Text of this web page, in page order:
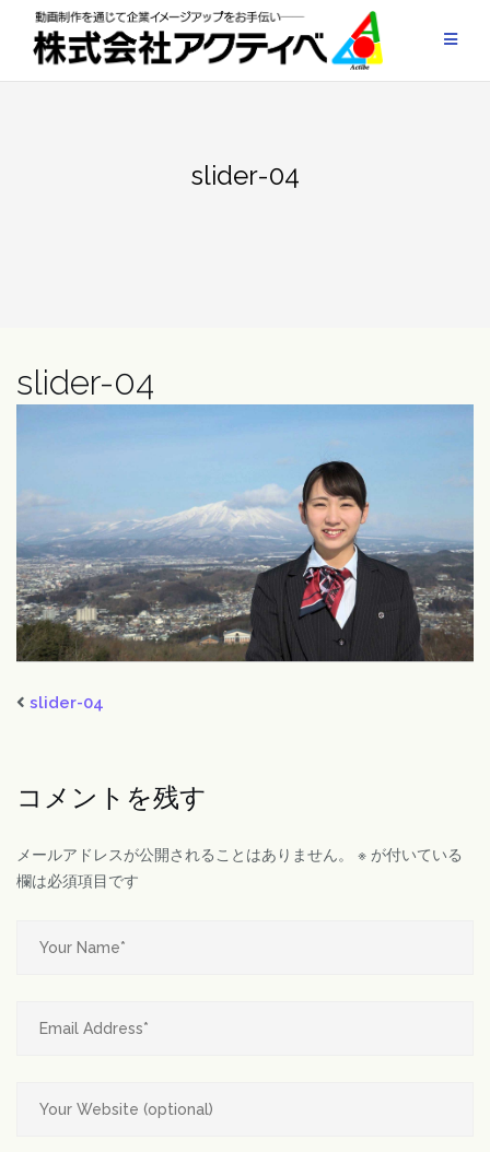
content
slider-04
slider-04
slider-04
コメントを残す
メールアドレスが公開されることはありません。 ※ が付いている
欄は必須項目です